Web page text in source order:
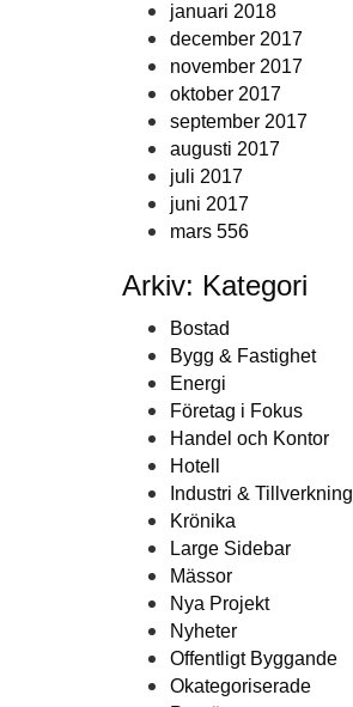
januari 2018
december 2017
november 2017
oktober 2017
september 2017
augusti 2017
juli 2017
juni 2017
mars 556
Arkiv: Kategori
Bostad
Bygg & Fastighet
Energi
Företag i Fokus
Handel och Kontor
Hotell
Industri & Tillverkning
Krönika
Large Sidebar
Mässor
Nya Projekt
Nyheter
Offentligt Byggande
Okategoriserade